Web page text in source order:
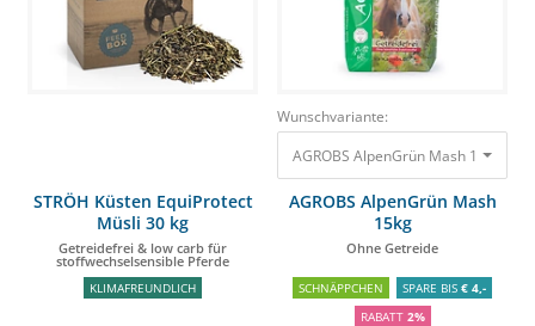
STRÖH Küsten EquiProtect
Müsli 30 kg
Getreidefrei & low carb für
stoffwechselsensible Pferde
KLIMAFREUNDLICH
Wunschvariante:
AGROBS AlpenGrün Mash 15kg
AGROBS AlpenGrün Mash
15kg
Ohne Getreide
SCHNÄPPCHEN SPARE BIS € 4,-
RABATT 2%